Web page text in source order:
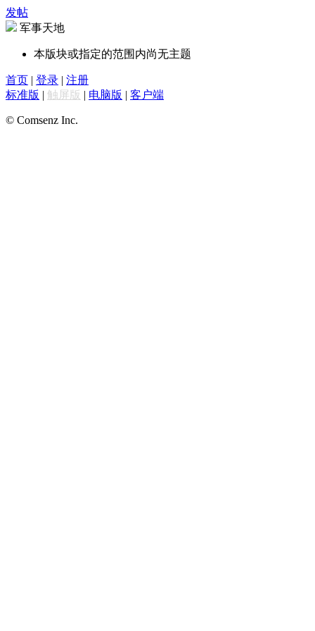
发帖
军事天地
本版块或指定的范围内尚无主题
首页 | 登录 | 注册
标准版 | 触屏版 | 电脑版 | 客户端
© Comsenz Inc.